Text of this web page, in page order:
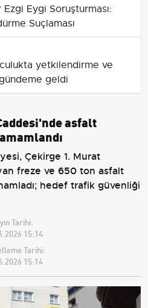
Eygi Soruşturması:
Suçlaması
yetkilendirme ve
geldi
asfalt
Çekirge 1. Murat
freze ve 650 ton asfalt
hedef trafik güvenliği
Tarihi:
15:14
Tarihi:
15:14